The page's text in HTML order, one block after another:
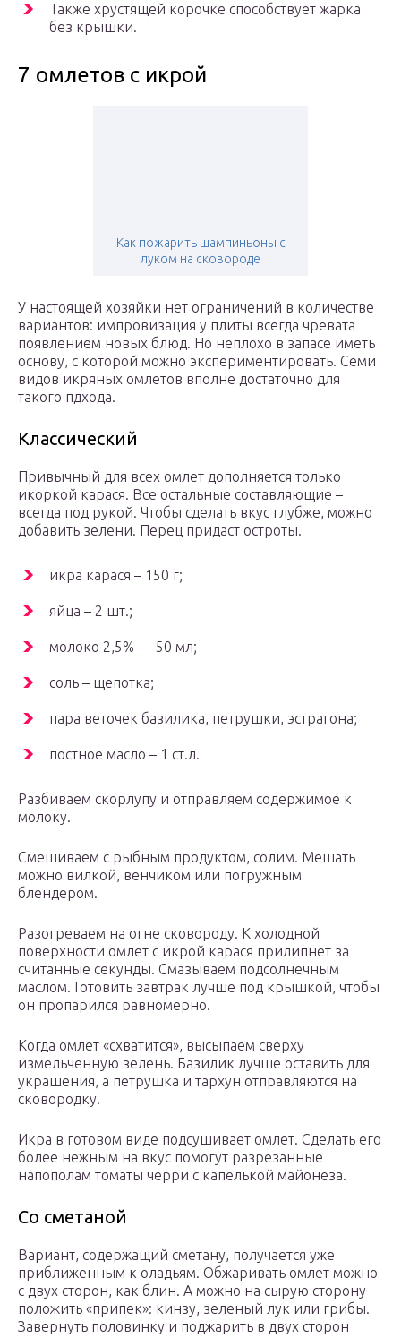
Также хрустящей корочке способствует жарка
без крышки.
7 омлетов с икрой
Как пожарить шампиньоны с
луком на сковороде
У настоящей хозяйки нет ограничений в количестве
вариантов: импровизация у плиты всегда чревата
появлением новых блюд. Но неплохо в запасе иметь
основу, с которой можно экспериментировать. Семи
видов икряных омлетов вполне достаточно для
такого пдхода.
Классический
Привычный для всех омлет дополняется только
икоркой карася. Все остальные составляющие –
всегда под рукой. Чтобы сделать вкус глубже, можно
добавить зелени. Перец придаст остроты.
икра карася – 150 г;
яйца – 2 шт.;
молоко 2,5% — 50 мл;
соль – щепотка;
пара веточек базилика, петрушки, эстрагона;
постное масло – 1 ст.л.
Разбиваем скорлупу и отправляем содержимое к
молоку.
Смешиваем с рыбным продуктом, солим. Мешать
можно вилкой, венчиком или погружным
блендером.
Разогреваем на огне сковороду. К холодной
поверхности омлет с икрой карася прилипнет за
считанные секунды. Смазываем подсолнечным
маслом. Готовить завтрак лучше под крышкой, чтобы
он пропарился равномерно.
Когда омлет «схватится», высыпаем сверху
измельченную зелень. Базилик лучше оставить для
украшения, а петрушка и тархун отправляются на
сковородку.
Икра в готовом виде подсушивает омлет. Сделать его
более нежным на вкус помогут разрезанные
напополам томаты черри с капелькой майонеза.
Со сметаной
Вариант, содержащий сметану, получается уже
приближенным к оладьям. Обжаривать омлет можно
с двух сторон, как блин. А можно на сырую сторону
положить «припек»: кинзу, зеленый лук или грибы.
Завернуть половинку и поджарить в двух сторон